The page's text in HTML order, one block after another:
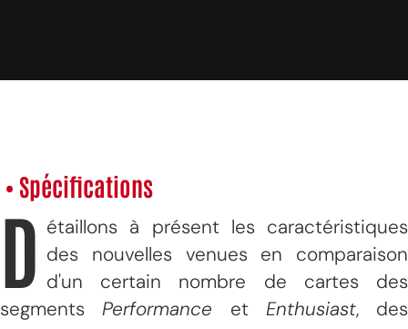
• Spécifications
D étaillons à présent les caractéristiques
des nouvelles venues en comparaison
d'un certain nombre de cartes des
segmentsPerformance et Enthusiast, des